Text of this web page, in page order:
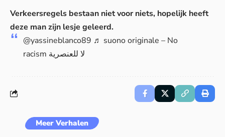
Verkeersregels bestaan niet voor niets, hopelijk heeft
deze man zijn lesje geleerd.
@yassineblanco89 ♬ suono originale – No
racism لا للعنصرية
Meer Verhalen